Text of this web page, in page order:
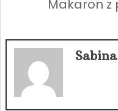
Makaron z
Sabina